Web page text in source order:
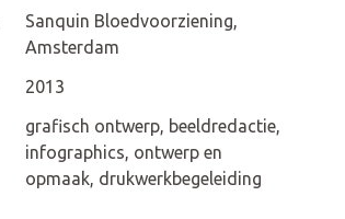
Sanquin Bloedvoorziening,
Amsterdam
2013
grafisch ontwerp, beeldredactie,
infographics, ontwerp en
opmaak, drukwerkbegeleiding